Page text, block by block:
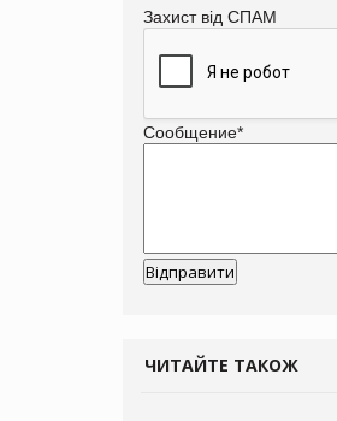
Захист від СПАМ
Сообщение*
ЧИТАЙТЕ ТАКОЖ